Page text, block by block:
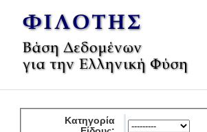
Κατηγορία